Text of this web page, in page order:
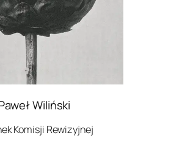
Wiliński
Komisji Rewizyjnej